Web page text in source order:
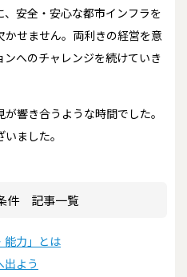
安全・安心な都市インフラを
せません。両利きの経営を意
へのチャレンジを続けていき
響き合うような時間でした。
ました。
件 記事一覧
力」とは
よう